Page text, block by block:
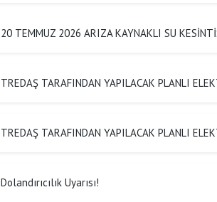
20 TEMMUZ 2026 ARIZA KAYNAKLI SU
TREDAŞ TARAFINDAN YAPILACAK PLANLI
TREDAŞ TARAFINDAN YAPILACAK PLANLI
Dolandırıcılık Uyarısı!